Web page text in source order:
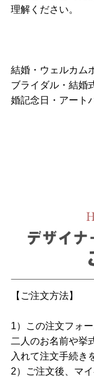
理解ください。
結婚・ウェルカム
ブライダル・結婚
婚記念日・アート
【ご注文方法】
1）この注文フォ
二人のお名前や挙
入れて注文手続き
2）ご注文後、マ